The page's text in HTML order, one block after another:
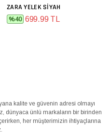
ZARA YELEK SIYAH
%40 699.99 TL
kalite ve güvenin adresi olmayı
dünyaca ünlü markaların bir birinden
her müşterimizin ihtiyaçlarına